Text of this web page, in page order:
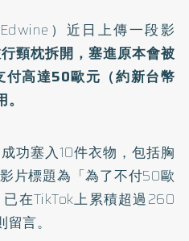
）近日上傳一段影
頸枕拆開，塞進原本會被
付高達50歐元（約新台幣
功塞入10件衣物，包括胸
片標題為「為了不付50歐
在TikTok上累積超過260
言。